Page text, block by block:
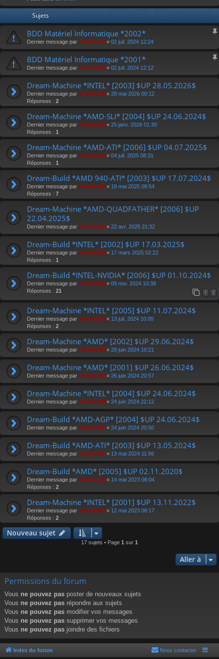
Sujets
BDD Matériel Informatique *2002*
Dernier message par eviledeath « 02 juil. 2024 12:24
BDD Matériel Informatique *2001*
Dernier message par eviledeath « 02 juil. 2024 12:12
Dream-Machine *INTEL* [2003] $UP 28.05.2026$
Dernier message par eviledeath « 28 mai 2026 00:12
Réponses : 2
Dream-Machine *AMD-SLI* [2004] $UP 24.06.2024$
Dernier message par eviledeath « 25 janv. 2026 01:30
Réponses : 1
Dream-Machine *AMD-ATI* [2006] $UP 04.07.2025$
Dernier message par eviledeath « 04 juil. 2025 08:31
Réponses : 1
Dream-Build *AMD 940-ATI* [2003] $UP 17.07.2024$
Dernier message par eviledeath « 19 mai 2025 08:54
Réponses : 7
Dream-Machine *AMD-QUADFATHER* [2006] $UP
22.04.2025$
Dernier message par eviledeath « 22 avr. 2025 21:32
Dream-Build *INTEL* [2002] $UP 17.03.2025$
Dernier message par eviledeath « 17 mars 2025 02:22
Réponses : 1
Dream-Build *INTEL-NVIDIA* [2006] $UP 01.10.2024$
Dernier message par eviledeath « 09 nov. 2024 10:38
Réponses : 21 1 2
Dream-Machine *INTEL* [2005] $UP 11.07.2024$
Dernier message par eviledeath « 13 juil. 2024 10:00
Réponses : 2
Dream-Machine *AMD* [2002] $UP 29.06.2024$
Dernier message par eviledeath « 29 juin 2024 10:21
Dream-Machine *AMD* [2001] $UP 26.06.2024$
Dernier message par eviledeath « 26 juin 2024 20:57
Dream-Machine *INTEL* [2004] $UP 24.06.2024$
Dernier message par eviledeath « 24 juin 2024 22:12
Dream-Build *AMD-AGP* [2004] $UP 24.06.2024$
Dernier message par eviledeath « 24 juin 2024 20:50
Dream-Build *AMD-ATI* [2003] $UP 13.05.2024$
Dernier message par eviledeath « 13 mai 2024 11:56
Dream-Build *AMD* [2005] $UP 02.11.2020$
Dernier message par eviledeath « 14 mai 2023 08:04
Réponses : 2
Dream-Machine *INTEL* [2001] $UP 13.11.2022$
Dernier message par eviledeath « 12 mai 2023 08:17
Réponses : 2
Nouveau sujet
17 sujets • Page 1 sur 1
Aller à
Permissions du forum
Vous ne pouvez pas poster de nouveaux sujets
Vous ne pouvez pas répondre aux sujets
Vous ne pouvez pas modifier vos messages
Vous ne pouvez pas supprimer vos messages
Vous ne pouvez pas joindre des fichiers
Index du forum Nous contacter